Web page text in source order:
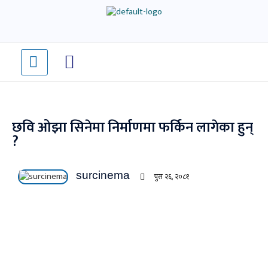
छवि ओझा सिनेमा निर्माणमा फर्किन लागेका हुन्
?
surcinema पुस २६, २०८१